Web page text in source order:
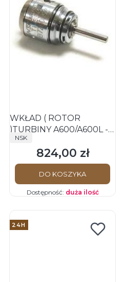
WKŁAD ( ROTOR
)TURBINY A600/A600L -
TI-SU03 - ORYGINAŁ NSK
PRODUCENT
NSK
Cena
824,00 zł
DO KOSZYKA
Dostępność: duża ilość
24H